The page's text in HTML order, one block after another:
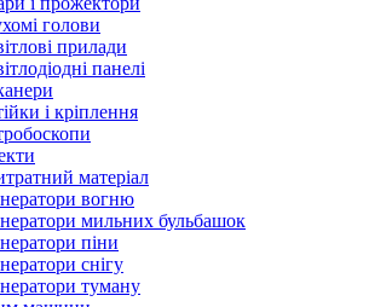
голови
прилади
панелі
і кріплення
матеріал
вогню
мильних бульбашок
піни
снігу
туману